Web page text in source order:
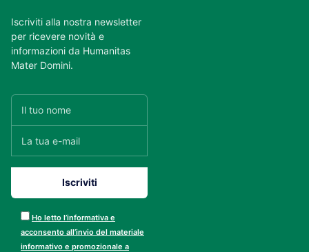
Iscriviti alla nostra newsletter
per ricevere novità e
informazioni da Humanitas
Mater Domini.
Ho letto l’informativa e
acconsento all’invio del materiale
informativo e promozionale a